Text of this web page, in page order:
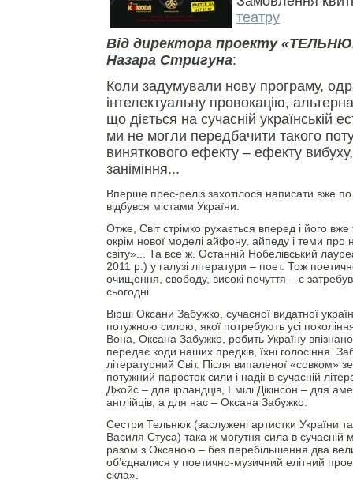
театру
Від директора проекту
Назара Стригуна:
Коли задумували нову програму,
інтелектуальну провокацію,
що діється на сучасній українській
ми не могли передбачити такого
виняткового ефекту – ефекту
заніміння...
Вперше прес-реліз захотілося написати вже
відбувся містами України.
Отже, Світ стрімко рухається вперед і його
окрім нової моделі айфону, айпеду і теми про
світу»... Та все ж. Останній Нобелівський
2011 р.) у галузі літератури – поет. Тож
очищення, свободу, високі почуття – є
сьогодні.
Вірші Оксани Забужко, сучасної видатної
потужною силою, якої потребують усі покоління
Вона, Оксана Забужко, робить Україну
передає коди наших предків, їхні голосіння.
літературний Світ. Після випаленої «совком»
потужний паросток сили і надії в сучасній
Джойс – для ірландців, Емілі Дікінсон – для
англійців, а для нас – Оксана Забужко.
Сестри Тельнюк (заслужені артистки України
Василя Стуса) така ж могутня сила в сучасній
разом з Оксаною – без перебільшення два
об’єдналися у поетично-музичний елітний
скла».